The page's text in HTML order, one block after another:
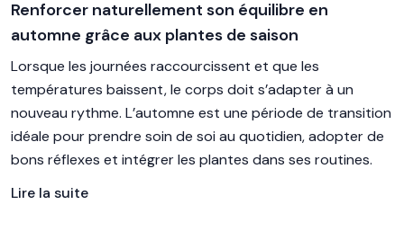
Renforcer naturellement son équilibre en
automne grâce aux plantes de saison
Lorsque les journées raccourcissent et que les
températures baissent, le corps doit s’adapter à un
nouveau rythme. L’automne est une période de transition
idéale pour prendre soin de soi au quotidien, adopter de
bons réflexes et intégrer les plantes dans ses routines.
Lire la suite